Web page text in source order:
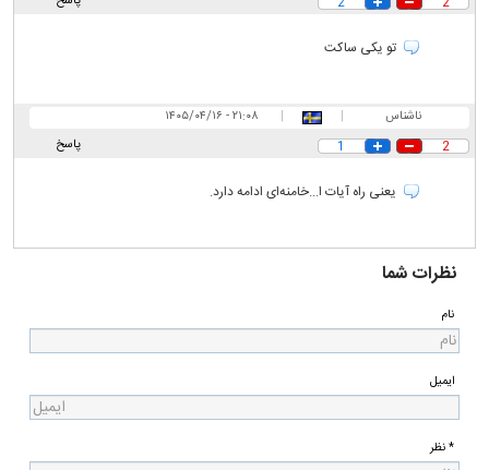
تو یکی ساکت
ناشناس |
|
۲۱:۰۸ - ۱۴۰۵/۰۴/۱۶
پاسخ
2
1
یعنی راه آیات ا...خامنه‌ای ادامه دارد.
نظرات شما
نام
ایمیل
* نظر